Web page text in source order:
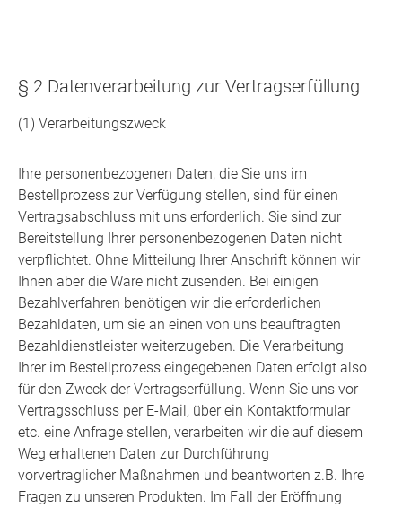
§ 2 Datenverarbeitung zur Vertragserfüllung
(1) Verarbeitungszweck
Ihre personenbezogenen Daten, die Sie uns im
Bestellprozess zur Verfügung stellen, sind für einen
Vertragsabschluss mit uns erforderlich. Sie sind zur
Bereitstellung Ihrer personenbezogenen Daten nicht
verpflichtet. Ohne Mitteilung Ihrer Anschrift können wir
Ihnen aber die Ware nicht zusenden. Bei einigen
Bezahlverfahren benötigen wir die erforderlichen
Bezahldaten, um sie an einen von uns beauftragten
Bezahldienstleister weiterzugeben. Die Verarbeitung
Ihrer im Bestellprozess eingegebenen Daten erfolgt also
für den Zweck der Vertragserfüllung. Wenn Sie uns vor
Vertragsschluss per E-Mail, über ein Kontaktformular
etc. eine Anfrage stellen, verarbeiten wir die auf diesem
Weg erhaltenen Daten zur Durchführung
vorvertraglicher Maßnahmen und beantworten z.B. Ihre
Fragen zu unseren Produkten. Im Fall der Eröffnung